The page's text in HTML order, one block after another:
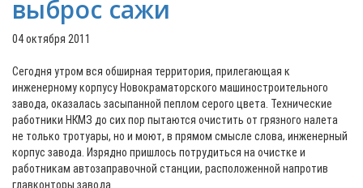
выброс сажи
04 октября 2011
Сегодня утром вся обширная территория, прилегающая к
инженерному корпусу Новокраматорского машиностроительного
завода, оказалась засыпанной пеплом серого цвета. Технические
работники НКМЗ до сих пор пытаются очистить от грязного налета
не только тротуары, но и моют, в прямом смысле слова, инженерный
корпус завода. Изрядно пришлось потрудиться на очистке и
работникам автозаправочной станции, расположенной напротив
главконторы завода.